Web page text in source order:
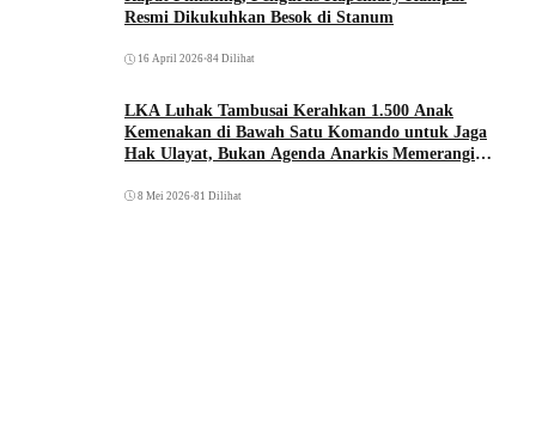
Resmi Dikukuhkan Besok di Stanum
16 April 2026•84 Dilihat
LKA Luhak Tambusai Kerahkan 1.500 Anak
Kemenakan di Bawah Satu Komando untuk Jaga
Hak Ulayat, Bukan Agenda Anarkis Memerangi
8 Mei 2026•81 Dilihat